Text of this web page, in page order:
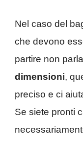
Nel caso del
che devono
partire non
dimensioni,
preciso e ci
Se siete pronti